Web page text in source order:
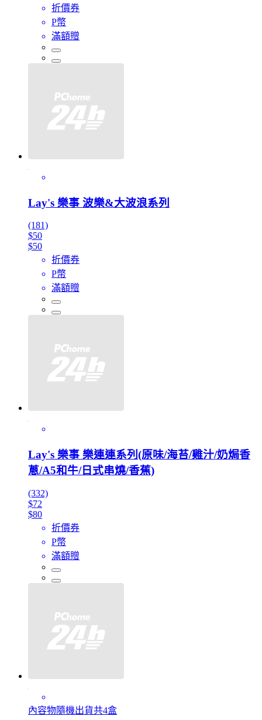
折價券
P幣
滿額贈
Lay's 樂事 波樂&大波浪系列
(181)
$50
$50
折價券
P幣
滿額贈
Lay's 樂事 樂連連系列(原味/海苔/雞汁/奶焗香
蔥/A5和牛/日式串燒/香蕉)
(332)
$72
$80
折價券
P幣
滿額贈
內容物隨機出貨共4盒